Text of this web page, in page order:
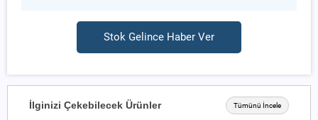
Stok Gelince Haber Ver
İlginizi Çekebilecek Ürünler Tümünü İncele